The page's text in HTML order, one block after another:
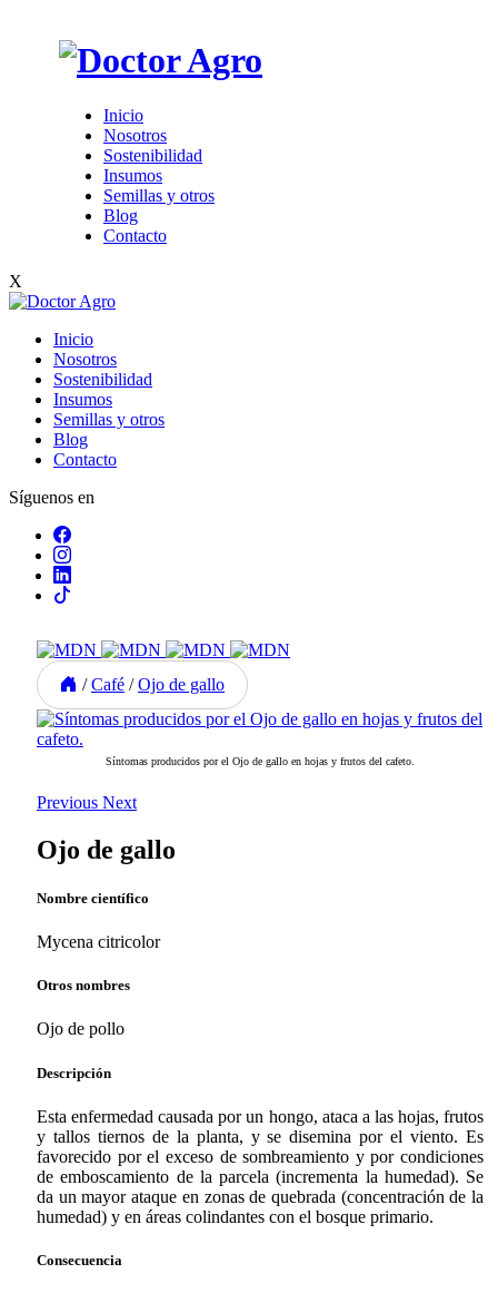
Inicio
Nosotros
Sostenibilidad
Insumos
Semillas y otros
Blog
Contacto
X
Inicio
Nosotros
Sostenibilidad
Insumos
Semillas y otros
Blog
Contacto
Síguenos en
/ Café / Ojo de gallo
Síntomas producidos por el Ojo de gallo en hojas y frutos del cafeto.
Previous Next
Ojo de gallo
Nombre científico
Mycena citricolor
Otros nombres
Ojo de pollo
Descripción
Esta enfermedad causada por un hongo, ataca a las hojas, frutos
y tallos tiernos de la planta, y se disemina por el viento. Es
favorecido por el exceso de sombreamiento y por condiciones
de emboscamiento de la parcela (incrementa la humedad). Se
da un mayor ataque en zonas de quebrada (concentración de la
humedad) y en áreas colindantes con el bosque primario.
Consecuencia